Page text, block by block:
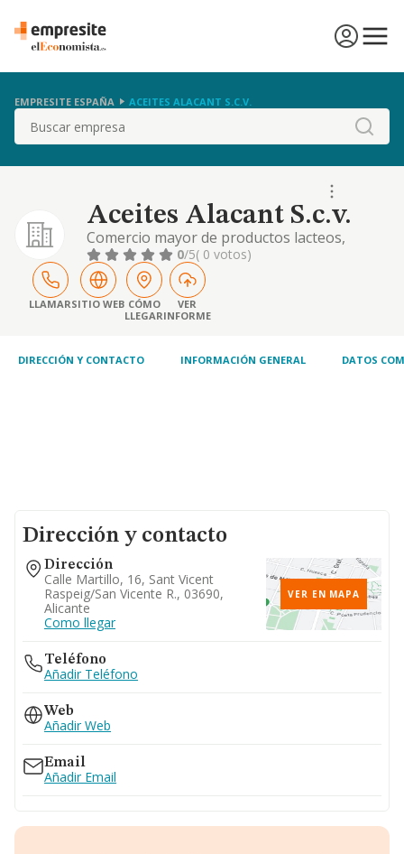
EMPRESITE ESPAÑA ACEITES ALACANT S.C.V.
Buscar
Aceites Alacant S.c.v.
Comercio mayor de productos lacteos,
huevos, aceites
0/5( 0 votos)
LLAMARSITIO WEB CÓMO
LLEGAR
VER
INFORME
DIRECCIÓN Y CONTACTO INFORMACIÓN GENERAL DATOS
Dirección y contacto
Dirección
Calle Martillo, 16, Sant Vicent
Raspeig/san Vicente R., 03690,
Alicante
Como llegar
VER EN MAPA
Teléfono
Añadir Teléfono
Web
Añadir Web
Email
Añadir Email